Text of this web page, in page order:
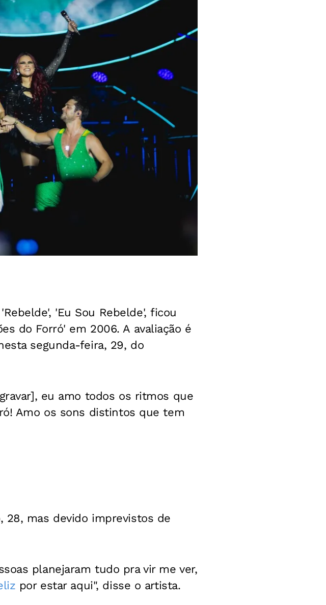
'Eu Sou Rebelde', ficou
do Forró' em 2006. A avaliação é
segunda-feira, 29, do
eu amo todos os ritmos que
Amo os sons distintos que tem
28, mas devido imprevistos de
planejaram tudo pra vir me ver,
por estar aqui", disse o artista.